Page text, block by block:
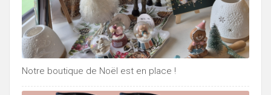
Notre boutique de Noël est en place !